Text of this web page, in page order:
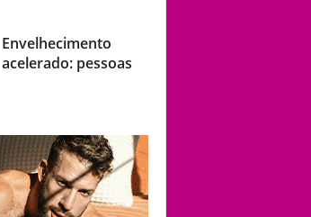
Envelhecimento
acelerado: pessoas
real, aponta relatório
internacional